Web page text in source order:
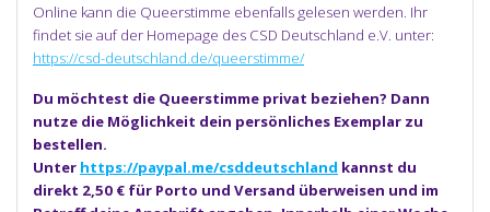
Online kann die Queerstimme ebenfalls gelesen werden. Ihr
findet sie auf der Homepage des CSD Deutschland e.V. unter:
https://csd-deutschland.de/queerstimme/
Du möchtest die Queerstimme privat beziehen? Dann
nutze die Möglichkeit dein persönliches Exemplar zu
bestellen.
Unter https://paypal.me/csddeutschland kannst du
direkt 2,50 € für Porto und Versand überweisen und im